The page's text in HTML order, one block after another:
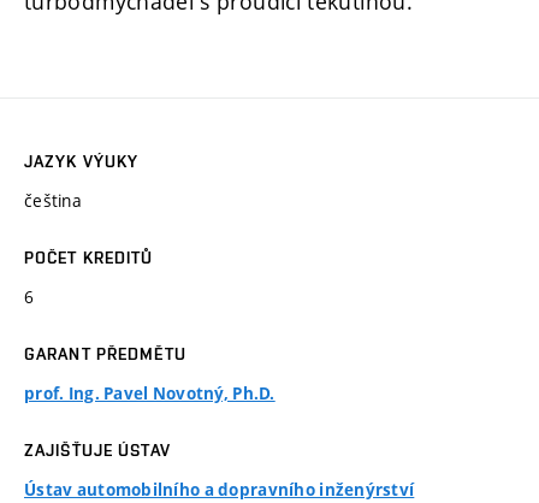
JAZYK VÝUKY
čeština
POČET KREDITŮ
6
GARANT PŘEDMĚTU
prof. Ing. Pavel Novotný, Ph.D.
ZAJIŠŤUJE ÚSTAV
Ústav automobilního a dopravního inženýrství